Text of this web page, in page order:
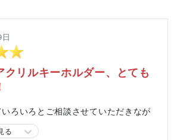
クリルキーホルダー、とても
ろいろとご相談させていただきなが
いいたしました。
る